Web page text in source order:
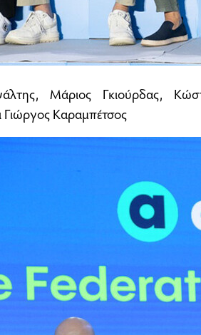
Μάριος Γκιούρδας,
Γιώργος Καραμπέτσος